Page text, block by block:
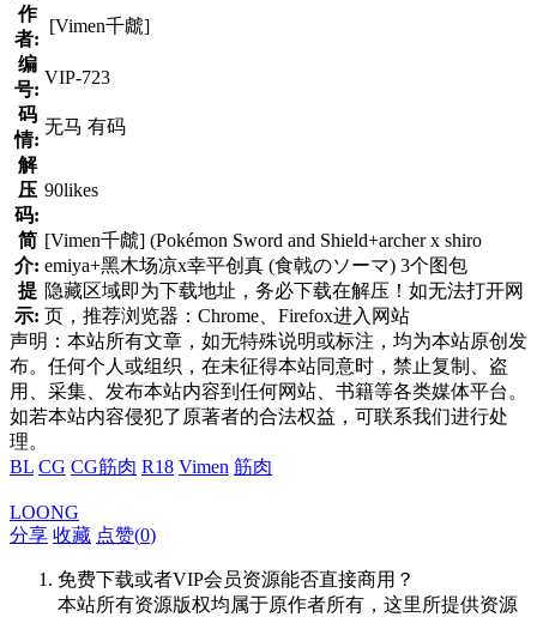
作
者:
[Vimen千虤]
编
号:
VIP-723
码
情:
无马 有码
解
压
码:
90likes
简
介:
[Vimen千虤] (Pokémon Sword and Shield+archer x shiro
emiya+黑木场凉x幸平创真 (食戟のソーマ) 3个图包
提
示:
隐藏区域即为下载地址，务必下载在解压！如无法打开网
页，推荐浏览器：Chrome、Firefox进入网站
声明：本站所有文章，如无特殊说明或标注，均为本站原创发
布。任何个人或组织，在未征得本站同意时，禁止复制、盗
用、采集、发布本站内容到任何网站、书籍等各类媒体平台。
如若本站内容侵犯了原著者的合法权益，可联系我们进行处
理。
BL CG CG筋肉 R18 Vimen 筋肉
LOONG
分享 收藏 点赞(0)
免费下载或者VIP会员资源能否直接商用？
本站所有资源版权均属于原作者所有，这里所提供资源